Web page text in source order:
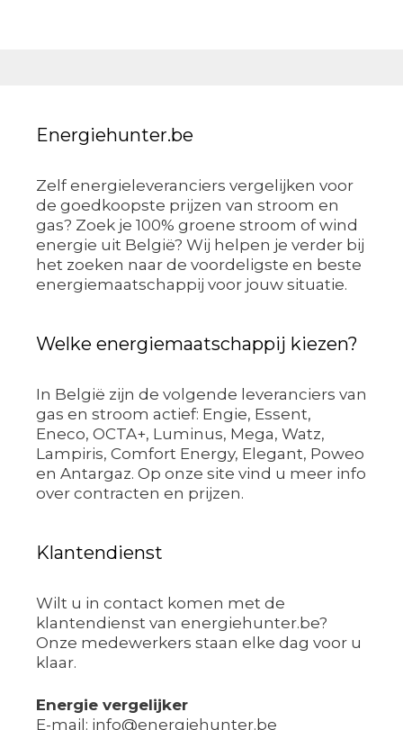
Energiehunter.be
Zelf energieleveranciers vergelijken voor
de goedkoopste prijzen van stroom en
gas? Zoek je 100% groene stroom of wind
energie uit België? Wij helpen je verder bij
het zoeken naar de voordeligste en beste
energiemaatschappij voor jouw situatie.
Welke energiemaatschappij kiezen?
In België zijn de volgende leveranciers van
gas en stroom actief: Engie, Essent,
Eneco, OCTA+, Luminus, Mega, Watz,
Lampiris, Comfort Energy, Elegant, Poweo
en Antargaz. Op onze site vind u meer info
over contracten en prijzen.
Klantendienst
Wilt u in contact komen met de
klantendienst van energiehunter.be?
Onze medewerkers staan elke dag voor u
klaar.
Energie vergelijker
E-mail: info@energiehunter.be